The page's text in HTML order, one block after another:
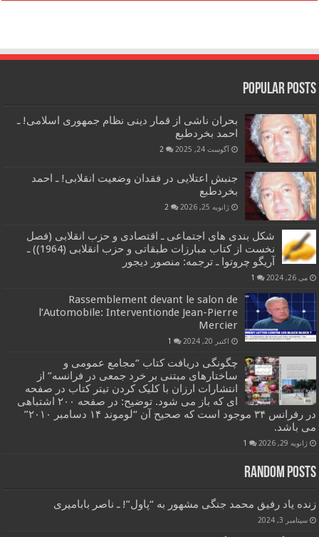
Popular Posts
بحران ناشی از قمار دینی نظام جمهوری اسلامی! ـ
احمد بخردطبع
آگوست 24, 2025 2
جنبش اعتلایی در فقدان وضعیت انقلابی! ـ احمد
بخردطبع
ژانویه 25, 2026 2
شکل بندی های اجتماعی ـ اقتصادی و حزب انقلابی (فصل
نخست از کتاب مبارزات طبقاتی و حزب انقلابی (1964)) ـ
آریگو چروتوا ـ ترجمه: منصور دیجور
می 26, 2024 1
Rassemblement devant le salon de
l’Automobile: Interventionde Jean-Pierre
Mercier
اکتبر 20, 2024 1
چگونگی دریافت کتاب “مجامع عمومی و
ساختارهای مبتنی بر خرد جمعی در فرانسه” از
انتشارات ارزان با کلیک کردن تیتر کتاب در صفحه
ای که باز می شود. توضیح: در صفحه ۲۰۰ اشتباهی
در رفرانس ۳۴ موجود است که صحیح آن “لوموند ۱۴ دسامبر ۲۰۱۰”
می باشد.
ژانویه 29, 2026 1
Random Posts
زنده یاد رفیق محمد جنگی مشهور به “پاول”! ـ ناصر بابامیری
سپتامبر 3, 2024